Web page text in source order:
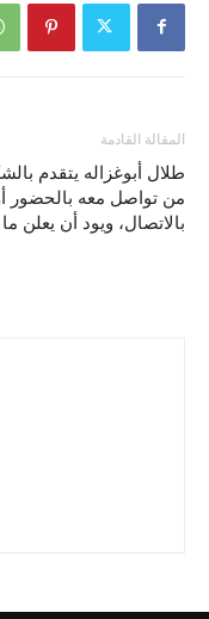
المقالة القادمة
طلال أبوغزاله يتقدم
من تواصل معه بالحضور
بالاتصال، ويود أن يعلن